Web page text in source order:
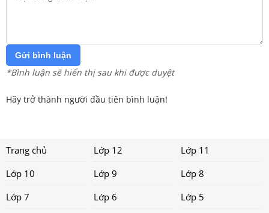
Gửi bình luận
*Bình luận sẽ hiển thị sau khi được duyệt
Hãy trở thành người đầu tiên bình luận!
Trang chủ Lớp 12
Lớp 11
Lớp 10
Lớp 9
Lớp 8
Lớp 7
Lớp 6
Lớp 5